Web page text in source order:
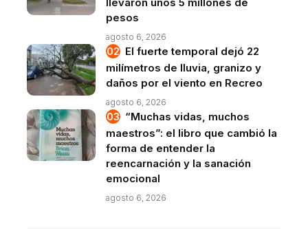
pesos
agosto 6, 2026
El fuerte temporal dejó 22
milímetros de lluvia, granizo y
daños por el viento en Recreo
agosto 6, 2026
“Muchas vidas, muchos
maestros”: el libro que cambió la
forma de entender la
reencarnación y la sanación
emocional
agosto 6, 2026